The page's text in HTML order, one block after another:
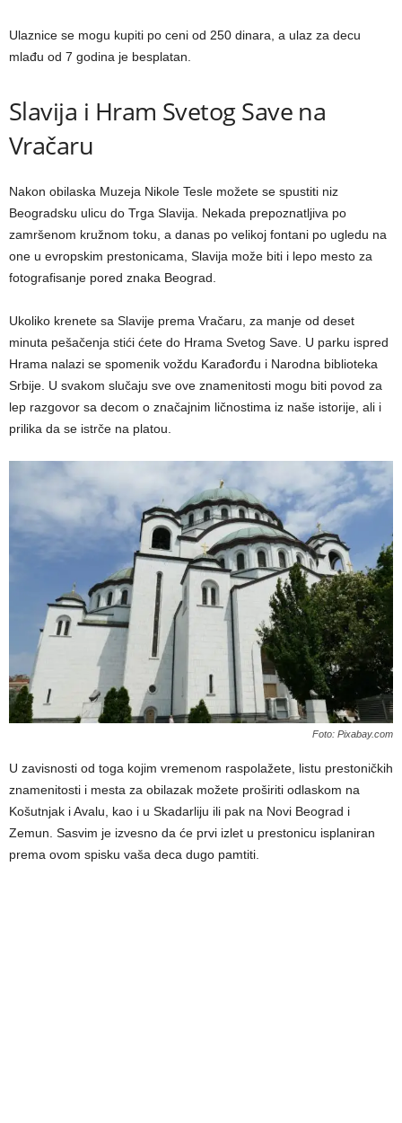
Ulaznice se mogu kupiti po ceni od 250 dinara, a ulaz za decu
mlađu od 7 godina je besplatan.
Slavija i Hram Svetog Save na
Vračaru
Nakon obilaska Muzeja Nikole Tesle možete se spustiti niz
Beogradsku ulicu do Trga Slavija. Nekada prepoznatljiva po
zamršenom kružnom toku, a danas po velikoj fontani po ugledu na
one u evropskim prestonicama, Slavija može biti i lepo mesto za
fotografisanje pored znaka Beograd.
Ukoliko krenete sa Slavije prema Vračaru, za manje od deset
minuta pešačenja stići ćete do Hrama Svetog Save. U parku ispred
Hrama nalazi se spomenik voždu Karađorđu i Narodna biblioteka
Srbije. U svakom slučaju sve ove znamenitosti mogu biti povod za
lep razgovor sa decom o značajnim ličnostima iz naše istorije, ali i
prilika da se istrče na platou.
Foto: Pixabay.com
U zavisnosti od toga kojim vremenom raspolažete, listu prestoničkih
znamenitosti i mesta za obilazak možete proširiti odlaskom na
Košutnjak i Avalu, kao i u Skadarliju ili pak na Novi Beograd i
Zemun. Sasvim je izvesno da će prvi izlet u prestonicu isplaniran
prema ovom spisku vaša deca dugo pamtiti.